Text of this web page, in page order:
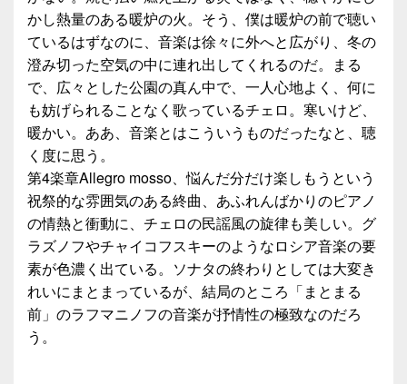
かし熱量のある暖炉の火。そう、僕は暖炉の前で聴い
ているはずなのに、音楽は徐々に外へと広がり、冬の
澄み切った空気の中に連れ出してくれるのだ。まる
で、広々とした公園の真ん中で、一人心地よく、何に
も妨げられることなく歌っているチェロ。寒いけど、
暖かい。ああ、音楽とはこういうものだったなと、聴
く度に思う。
第4楽章Allegro mosso、悩んだ分だけ楽しもうという
祝祭的な雰囲気のある終曲、あふれんばかりのピアノ
の情熱と衝動に、チェロの民謡風の旋律も美しい。グ
ラズノフやチャイコフスキーのようなロシア音楽の要
素が色濃く出ている。ソナタの終わりとしては大変き
れいにまとまっているが、結局のところ「まとまる
前」のラフマニノフの音楽が抒情性の極致なのだろ
う。